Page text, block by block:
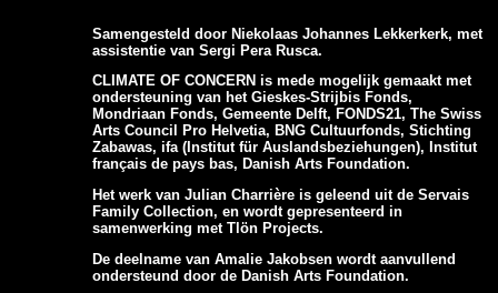
Samengesteld door Niekolaas Johannes Lekkerkerk, met
assistentie van Sergi Pera Rusca.
CLIMATE OF CONCERN is mede mogelijk gemaakt met
ondersteuning van het Gieskes-Strijbis Fonds,
Mondriaan Fonds, Gemeente Delft, FONDS21, The Swiss
Arts Council Pro Helvetia, BNG Cultuurfonds, Stichting
Zabawas, ifa (Institut für Auslandsbeziehungen), Institut
français de pays bas, Danish Arts Foundation.
Het werk van Julian Charrière is geleend uit de Servais
Family Collection, en wordt gepresenteerd in
samenwerking met Tlön Projects.
De deelname van Amalie Jakobsen wordt aanvullend
ondersteund door de Danish Arts Foundation.